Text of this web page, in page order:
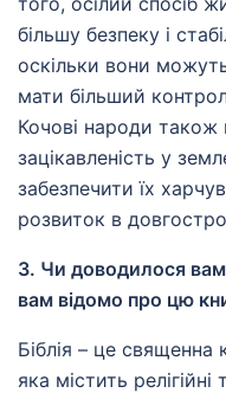
більшу безпеку і
оскільки вони
мати більший
Кочові народи
зацікавленість у
забезпечити їх
розвиток в
3. Чи доводилося
вам відомо про цю
Біблія – це священна
яка містить